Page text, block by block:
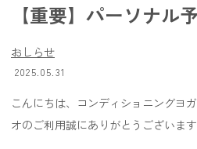
【重要】パーソナル
おしらせ
2025.05.31
こんにちは、コンディショニングヨ
オのご利用誠にありがとうございます